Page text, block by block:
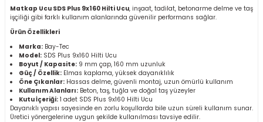
Mastik
Matkap Ucu SDS Plus 9x160 Hilti Ucu, inşaat, tadilat, betonarme delme ve taş
işçiliği gibi farklı kullanım alanlarında güvenilir performans sağlar.
Ürün Özellikleri
Marka: Bay-Tec
Model: SDS Plus 9x160 Hilti Ucu
Boyut / Kapasite: 9 mm çap, 160 mm uzunluk
Güç / Özellik: Elmas kaplama, yüksek dayanıklılık
Öne Çıkanlar: Hassas delme, güvenli montaj, uzun ömürlü kullanım
Kullanım Alanları: Beton, taş, tuğla ve doğal taş yüzeyler
Kutu İçeriği: 1 adet SDS Plus 9x160 Hilti Ucu
Dayanıklı yapısı sayesinde en zorlu koşullarda bile uzun süreli kullanım sunar.
Üretici yönergelerine uygun şekilde kullanılması tavsiye edilir.